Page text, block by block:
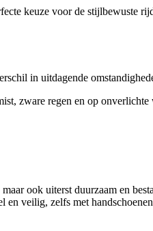
keuze voor de stijlbewuste
in uitdagende
zware regen en op onverlichte
ook uiterst duurzaam en
en veilig, zelfs met